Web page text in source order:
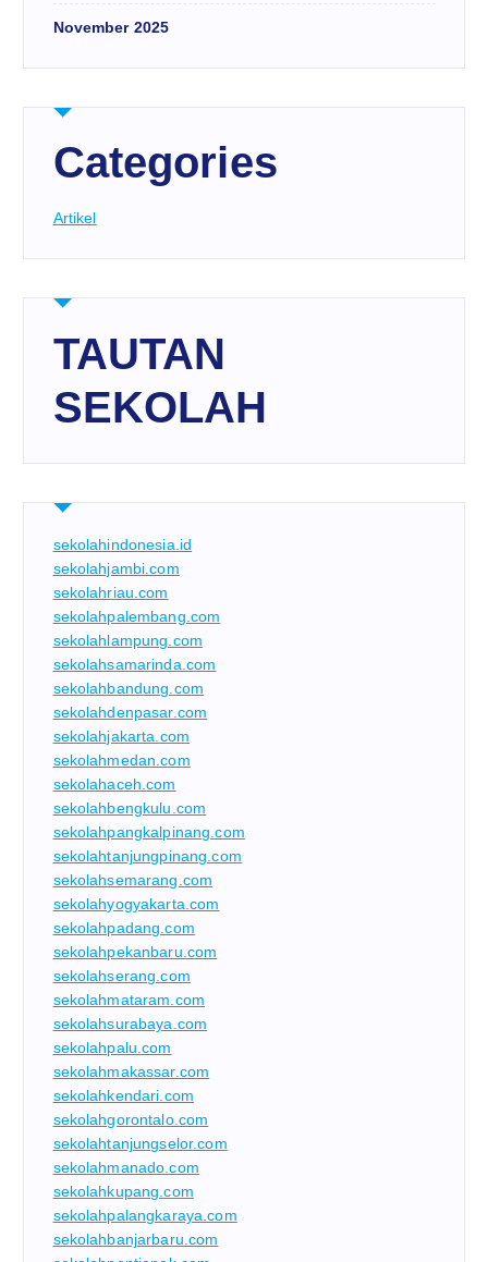
November 2025
Categories
Artikel
TAUTAN
SEKOLAH
sekolahindonesia.id
sekolahjambi.com
sekolahriau.com
sekolahpalembang.com
sekolahlampung.com
sekolahsamarinda.com
sekolahbandung.com
sekolahdenpasar.com
sekolahjakarta.com
sekolahmedan.com
sekolahaceh.com
sekolahbengkulu.com
sekolahpangkalpinang.com
sekolahtanjungpinang.com
sekolahsemarang.com
sekolahyogyakarta.com
sekolahpadang.com
sekolahpekanbaru.com
sekolahserang.com
sekolahmataram.com
sekolahsurabaya.com
sekolahpalu.com
sekolahmakassar.com
sekolahkendari.com
sekolahgorontalo.com
sekolahtanjungselor.com
sekolahmanado.com
sekolahkupang.com
sekolahpalangkaraya.com
sekolahbanjarbaru.com